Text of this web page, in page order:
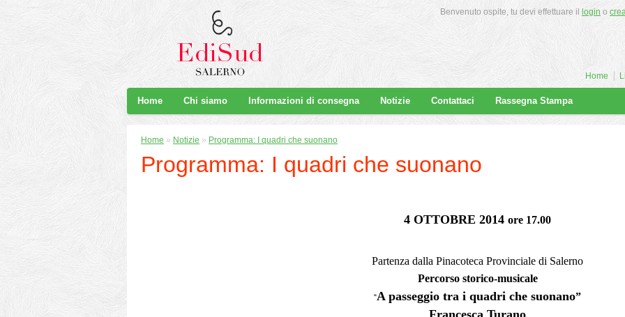
Benvenuto ospite, tu devi effettuare il login o
Home
Home Chi siamo Informazioni di consegna Notizie Contattaci Rassegna Stampa
Home » Notizie » Programma: I quadri che suonano
Programma: I quadri che suonano
4 OTTOBRE 2014ore 17.00
Partenza dalla Pinacoteca Provinciale di Salerno
Percorso storico-musicale
“A passeggio tra i quadri che suonano”
Francesca Turano